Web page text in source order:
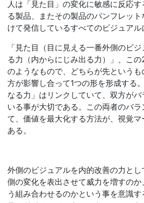
人は「見た目」の変化に敏感に反応
る製品、またその製品のパンフレッ
けて発信しているすべてのビジュアル
「見た目（目に見える一番外側のビ
る力（内からにじみ出る力）」、こ
のようなもので、どちらが先という
方が影響し合って1つの形を形成する
なる力」はリンクしていて、双方が
いる事が大切である。この両者のバ
て、価値を最大化する方法が、視覚
ある。
外側のビジュアルを内的改善の力と
側の変化を表出させて威力を増すの
う組み合わせるのかという事を意識